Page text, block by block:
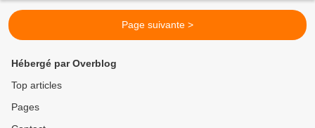
Page suivante >
Hébergé par Overblog
Top articles
Pages